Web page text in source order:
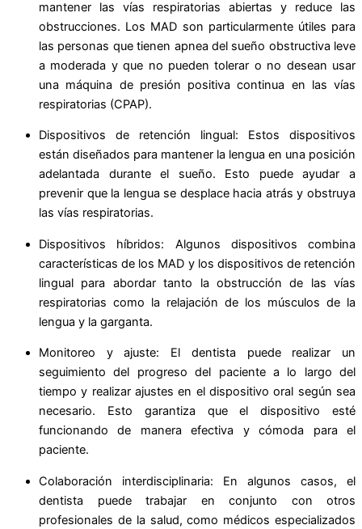
mantener las vías respiratorias abiertas y reduce las
obstrucciones. Los MAD son particularmente útiles para
las personas que tienen apnea del sueño obstructiva leve
a moderada y que no pueden tolerar o no desean usar
una máquina de presión positiva continua en las vías
respiratorias (CPAP).
Dispositivos de retención lingual: Estos dispositivos
están diseñados para mantener la lengua en una posición
adelantada durante el sueño. Esto puede ayudar a
prevenir que la lengua se desplace hacia atrás y obstruya
las vías respiratorias.
Dispositivos híbridos: Algunos dispositivos combina
características de los MAD y los dispositivos de retención
lingual para abordar tanto la obstrucción de las vías
respiratorias como la relajación de los músculos de la
lengua y la garganta.
Monitoreo y ajuste: El dentista puede realizar un
seguimiento del progreso del paciente a lo largo del
tiempo y realizar ajustes en el dispositivo oral según sea
necesario. Esto garantiza que el dispositivo esté
funcionando de manera efectiva y cómoda para el
paciente.
Colaboración interdisciplinaria: En algunos casos, el
dentista puede trabajar en conjunto con otros
profesionales de la salud, como médicos especializados